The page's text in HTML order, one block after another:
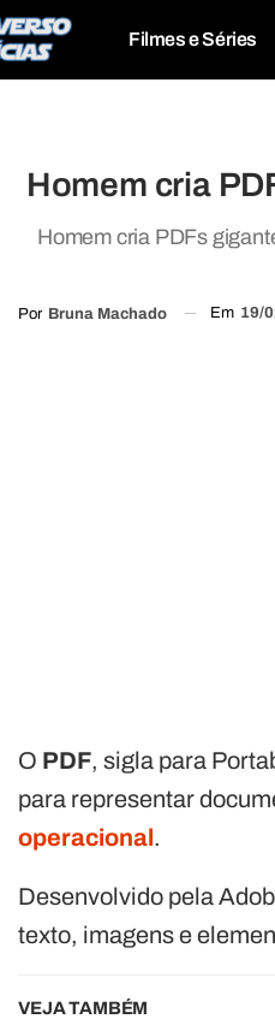
Filmes e Séries
Homem cria
Homem cria PDFs
Por Bruna Machado Em 19/
O PDF, sigla para
para representar
operacional.
Desenvolvido pela
texto, imagens e
VEJA TAMBÉM